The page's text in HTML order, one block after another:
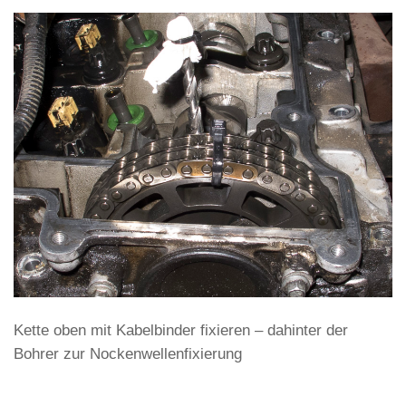
Kette oben mit Kabelbinder fixieren – dahinter der
Bohrer zur Nockenwellenfixierung